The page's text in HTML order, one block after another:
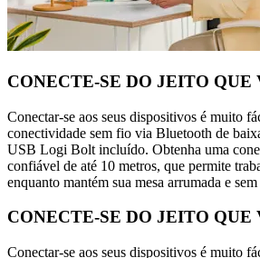
CONECTE-SE DO JEITO QUE
Conectar-se aos seus dispositivos é muito
conectividade sem fio via Bluetooth de
USB Logi Bolt incluído. Obtenha uma
confiável de até 10 metros, que permite
enquanto mantém sua mesa arrumada e
CONECTE-SE DO JEITO QUE
Conectar-se aos seus dispositivos é muito